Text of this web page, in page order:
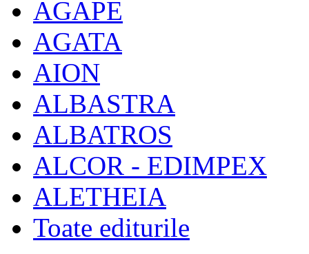
AGAPE
AGATA
AION
ALBASTRA
ALBATROS
ALCOR - EDIMPEX
ALETHEIA
Toate editurile